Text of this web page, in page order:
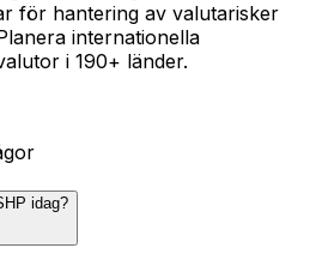
för hantering av valutarisker
internationella
i 190+ länder.
idag?